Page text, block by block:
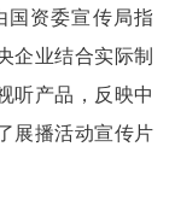
国资委宣传局指
企业结合实际制
听产品，反映中
展播活动宣传片